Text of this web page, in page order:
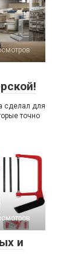
сделал для
точно
и